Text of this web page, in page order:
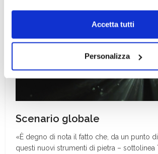
dell’informativa cookie.
Chiudendo il banner tramite la “X”
dei soli cookie tecnici. Selezionando
il tuo consenso alla profilazione che
ogni momentoRevoca
Accetta tutti
Personalizza
Scenario globale
«È degno di nota il fatto che, da un punto
questi nuovi strumenti di pietra – sottolinea